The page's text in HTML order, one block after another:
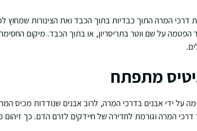
דרכי המרה התוך כבדיות בתוך הכבד ואת הצינורות שמחוץ
על שם ווטר בתריסריון, או בתוך הכבד. מיקום
מתפתח
על ידי אבנים בדרכי המרה, לרוב אבנים שנודדות מכיס
המרה וגורמת לחדירה של חיידקים לזרם הדם. כך זיהום